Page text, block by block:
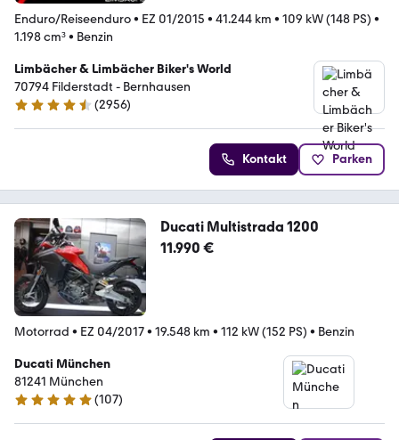
Enduro/Reiseenduro• EZ 01/2015 • 41.244 km • 109 kW (148 PS) •
1.198 cm³• Benzin
Limbächer & Limbächer Biker's World
70794 Filderstadt - Bernhausen
4.7 Sterne
(2956)
Kontakt Parken
Ducati Multistrada 1200
11.990 €
Motorrad • EZ 04/2017• 19.548 km • 112 kW (152 PS) • Benzin
Ducati München
81241 München
5 Sterne
(107)